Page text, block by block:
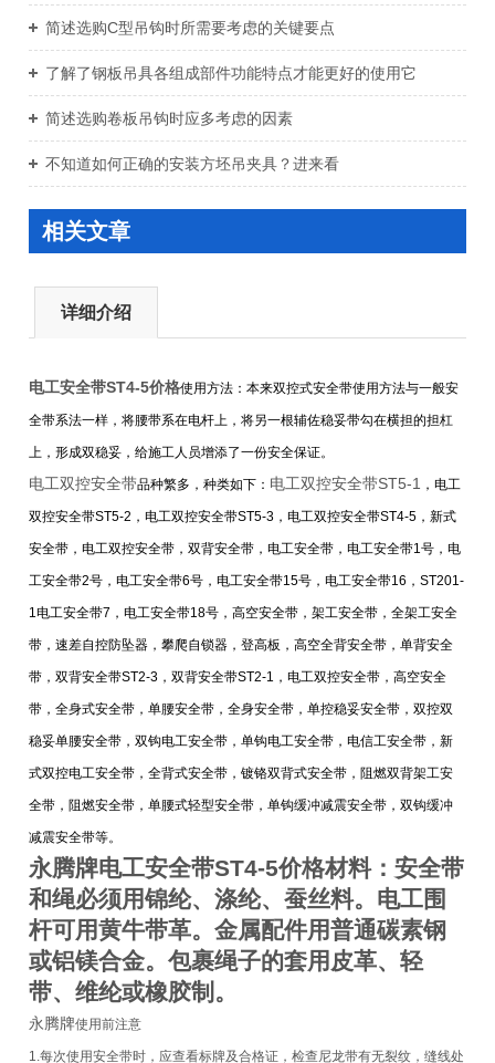
简述选购C型吊钩时所需要考虑的关键要点
了解了钢板吊具各组成部件功能特点才能更好的使用它
简述选购卷板吊钩时应多考虑的因素
不知道如何正确的安装方坯吊夹具？进来看
相关文章
详细介绍
电工安全带ST4-5价格使用方法：本来双控式安全带使用方法与一般安
全带系法一样，将腰带系在电杆上，将另一根辅佐稳妥带勾在横担的担杠
上，形成双稳妥，给施工人员增添了一份安全保证。
电工双控安全带品种繁多，种类如下： 电工双控安全带ST5-1 ，电工
双控安全带ST5-2，电工双控安全带ST5-3，电工双控安全带ST4-5，新式
安全带，电工双控安全带，双背安全带，电工安全带，电工安全带1号，电
工安全带2号，电工安全带6号，电工安全带15号，电工安全带16，ST201-
1电工安全带7，电工安全带18号，高空安全带，架工安全带，全架工安全
带，速差自控防坠器，攀爬自锁器，登高板，高空全背安全带，单背安全
带，双背安全带ST2-3，双背安全带ST2-1，电工双控安全带，高空安全
带，全身式安全带，单腰安全带，全身安全带，单控稳妥安全带，双控双
稳妥单腰安全带，双钩电工安全带，单钩电工安全带，电信工安全带，新
式双控电工安全带，全背式安全带，镀铬双背式安全带，阻燃双背架工安
全带，阻燃安全带，单腰式轻型安全带，单钩缓冲减震安全带，双钩缓冲
减震安全带等。
永腾牌电工安全带ST4-5价格材料：安全带
和绳必须用锦纶、涤纶、蚕丝料。电工围
杆可用黄牛带革。金属配件用普通碳素钢
或铝镁合金。包裹绳子的套用皮革、轻
带、维纶或橡胶制。
永腾牌使用前注意
1.每次使用安全带时，应查看标牌及合格证，检查尼龙带有无裂纹，缝线处